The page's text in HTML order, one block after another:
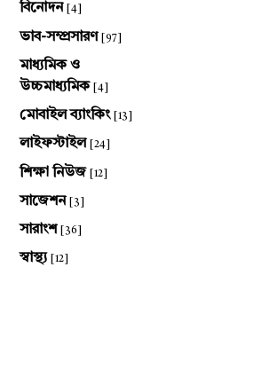
বিনোদন [4]
ভাব-সম্প্রসারণ [97]
মাধ্যমিক ও
উচ্চমাধ্যমিক
[4]
মোবাইল ব্যাংকিং [13]
লাইফস্টাইল [24]
শিক্ষা নিউজ [12]
সাজেশন [3]
সারাংশ [36]
স্বাস্থ্য [12]